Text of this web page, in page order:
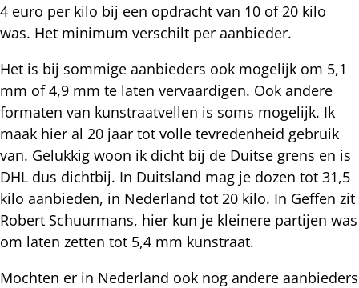
4 euro per kilo bij een opdracht van 10 of 20 kilo
was. Het minimum verschilt per aanbieder.
Het is bij sommige aanbieders ook mogelijk om 5,1
mm of 4,9 mm te laten vervaardigen. Ook andere
formaten van kunstraatvellen is soms mogelijk. Ik
maak hier al 20 jaar tot volle tevredenheid gebruik
van. Gelukkig woon ik dicht bij de Duitse grens en is
DHL dus dichtbij. In Duitsland mag je dozen tot 31,5
kilo aanbieden, in Nederland tot 20 kilo. In Geffen zit
Robert Schuurmans, hier kun je kleinere partijen was
om laten zetten tot 5,4 mm kunstraat.
Mochten er in Nederland ook nog andere aanbieders